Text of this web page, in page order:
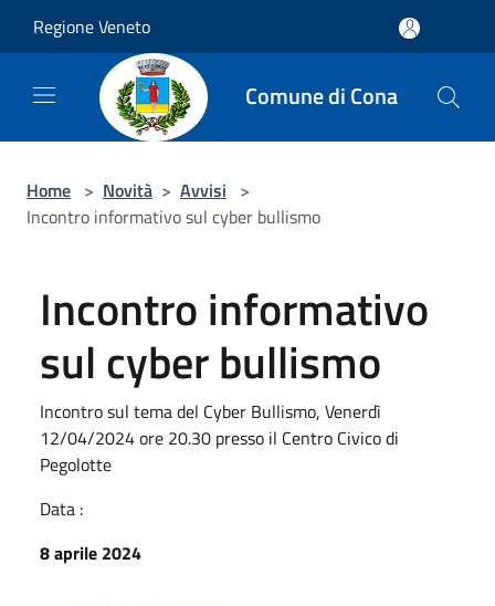
Regione Veneto
Comune di Cona
Home > Novità > Avvisi >
Incontro informativo sul cyber bullismo
Incontro informativo
sul cyber bullismo
Incontro sul tema del Cyber Bullismo, Venerdì
12/04/2024 ore 20.30 presso il Centro Civico di
Pegolotte
Data :
8 aprile 2024